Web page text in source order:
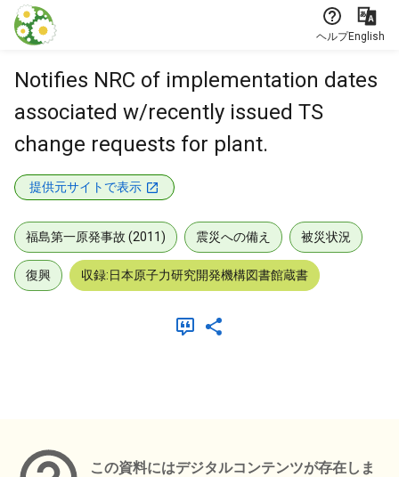
本文に飛ぶ
ヘルプEnglish
Notifies NRC of implementation dates
associated w/recently issued TS
change requests for plant.
提供元サイトで表示
福島第一原発事故 (2011) 震災への備え 被災状況
復興 収録:日本原子力研究開発機構図書館蔵書
この資料にはデジタルコンテンツが存在しま